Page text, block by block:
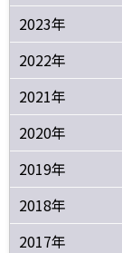
2023年
2022年
2021年
2020年
2019年
2018年
2017年